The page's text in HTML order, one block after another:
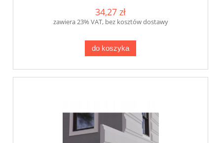
34,27 zł
zawiera 23% VAT, bez kosztów dostawy
do koszyka